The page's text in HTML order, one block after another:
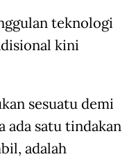
teknologi
kini
sesuatu demi
ada satu tindakan
adalah